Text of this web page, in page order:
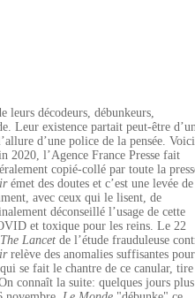
leurs décodeurs, débunkeurs,
Leur existence partait peut-être
d’une police de la pensée. Voici
2020, l’Agence France Presse fait
copié-collé par toute la
émet des doutes et c’est une levée de
avec ceux qui le lisent, de
déconseillé l’usage de cette
et toxique pour les reins. Le 22
The Lancet de l’étude frauduleuse
relève des anomalies suffisantes pour
se fait le chantre de ce canular, tire
connaît la suite: quelques jours plus